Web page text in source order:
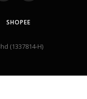
SHOPEE
(1337814-H)